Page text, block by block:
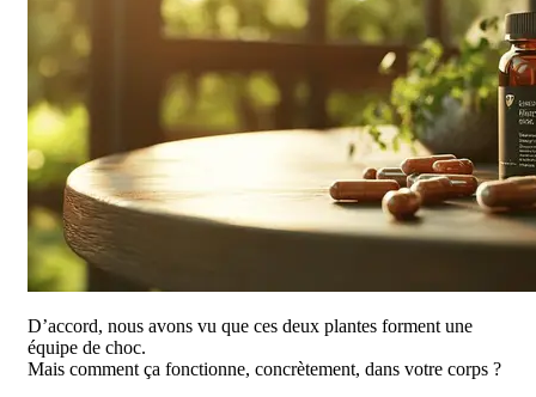
D’accord, nous avons vu que ces deux plantes forment une
équipe de choc.
Mais comment ça fonctionne, concrètement, dans votre corps ?